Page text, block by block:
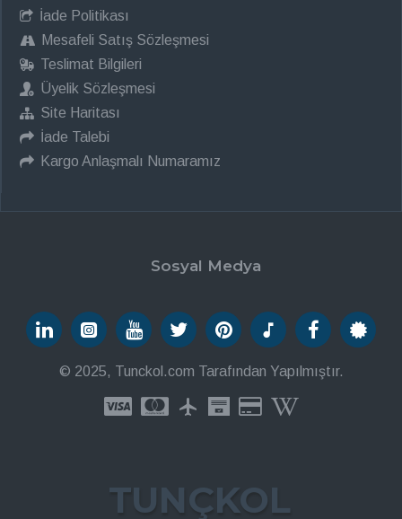
İade Politikası
Mesafeli Satış Sözleşmesi
Teslimat Bilgileri
Üyelik Sözleşmesi
Site Haritası
İade Talebi
Kargo Anlaşmalı Numaramız
Sosyal Medya
© 2025, Tunckol.com Tarafından Yapılmıştır.
TUNÇKOL